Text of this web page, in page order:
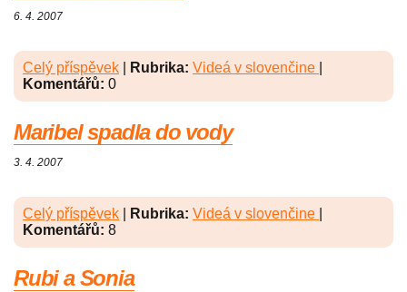
6. 4. 2007
Celý příspěvek Rubrika: Videá v slovenčine
Komentářů: 0
Maribel spadla do vody
3. 4. 2007
Celý příspěvek Rubrika: Videá v slovenčine
Komentářů: 8
Rubi a Sonia